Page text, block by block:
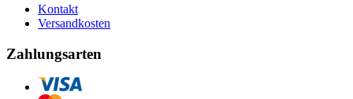
Kontakt
Versandkosten
Zahlungsarten